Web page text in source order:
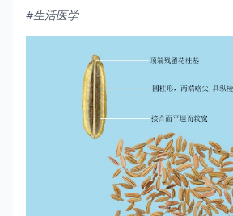
#生活医学